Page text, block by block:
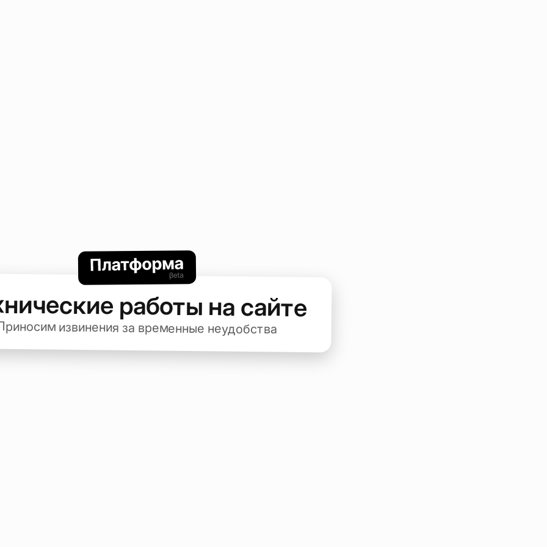
работы на сайте
извинения за временные неудобства